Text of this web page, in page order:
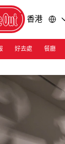
香港
好去處 餐廳